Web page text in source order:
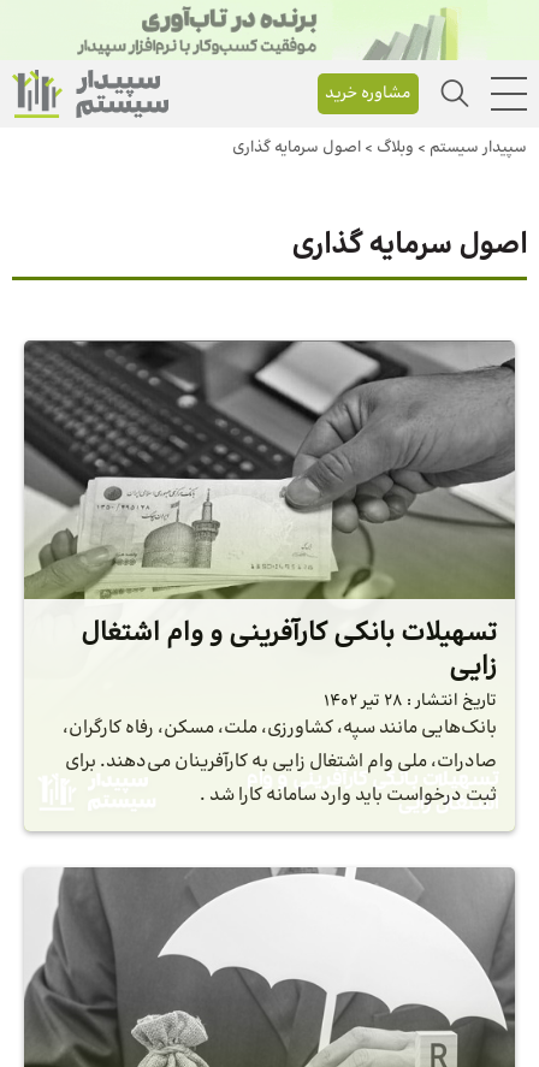
مشاوره خرید
سپیدار سیستم > وبلاگ > اصول سرمایه‌ گذاری
اصول سرمایه‌ گذاری
تسهیلات بانکی کارآفرینی و وام اشتغال
زایی
تاریخ انتشار : 28 تیر 1402
بانک‌هایی مانند سپه، کشاورزی، ملت، مسکن، رفاه کارگران،
صادرات، ملی وام اشتغال زایی به کارآفرینان می‌دهند. برای
ثبت درخواست باید وارد سامانه کارا شد .